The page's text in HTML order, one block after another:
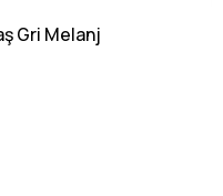
Gri Melanj